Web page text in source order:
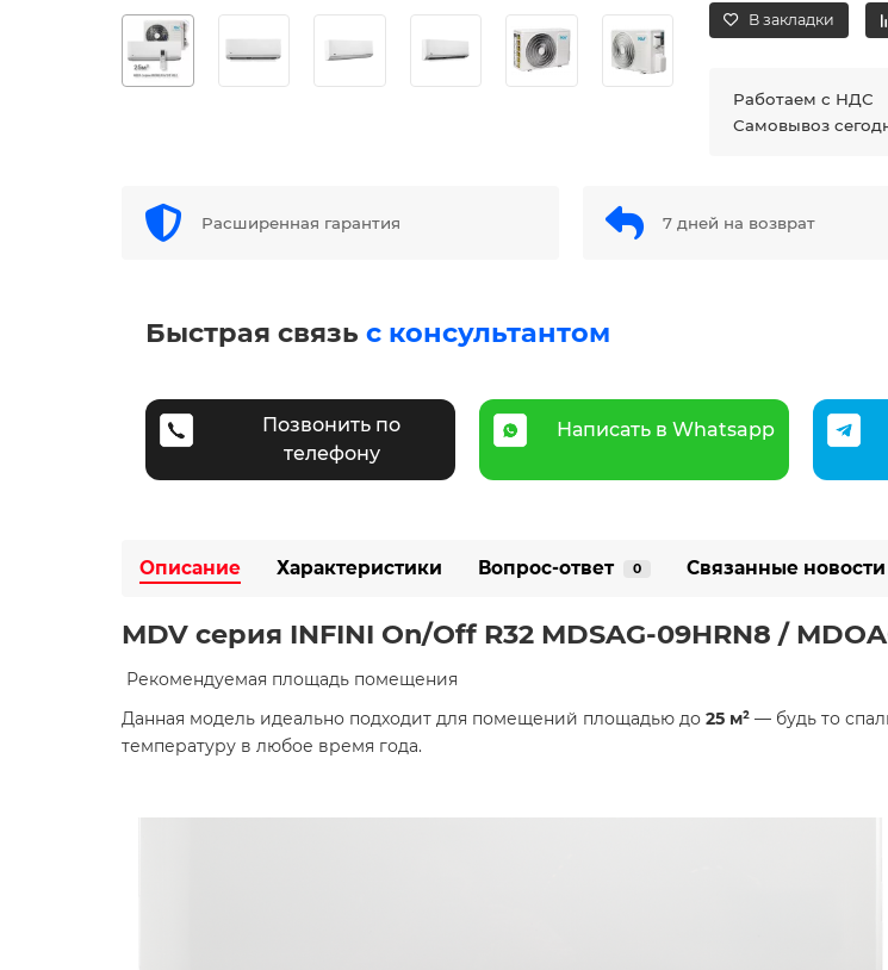
В закладки
Работаем с НДС
Самовывоз
Расширенная гарантия 7 дней на возврат
Быстрая связь с консультантом
Позвонить по
телефону
Написать в Whatsapp
Описание Характеристики Вопрос-ответ 0 Связанные новости
MDV серия INFINI On/Off R32 MDSAG-09HRN8 /
​ Рекомендуемая площадь помещения
Данная модель идеально подходит для помещений площадью до 25 м² — будь то
температуру в любое время года.​